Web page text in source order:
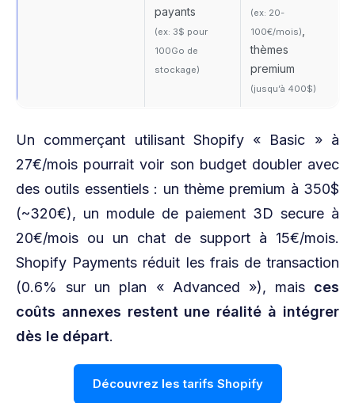
payants
(ex: 3$ pour
100Go de
stockage)
(ex: 20-
100€/mois)
thèmes
premium
(jusqu’à 400$)
Un commerçant utilisant Shopify « Basic » à
27€/mois pourrait voir son budget doubler avec
des outils essentiels : un thème premium à 350$
(~320€), un module de paiement 3D secure à
20€/mois ou un chat de support à 15€/mois.
Shopify Payments réduit les frais de transaction
(0.6% sur un plan « Advanced »), mais ces
coûts annexes restent une réalité à intégrer
dès le départ.
Découvrez les tarifs Shopify